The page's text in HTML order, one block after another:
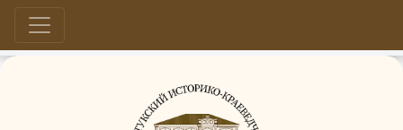
Больше, чем музей...